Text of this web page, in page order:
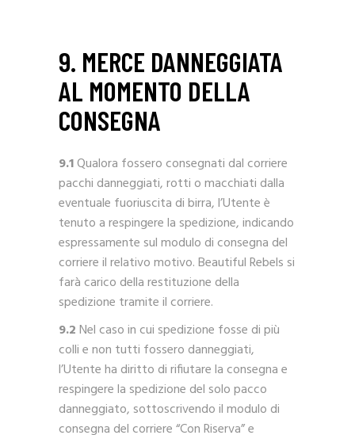
9. MERCE DANNEGGIATA
AL MOMENTO DELLA
CONSEGNA
9.1Qualora fossero consegnati dal corriere
pacchi danneggiati, rotti o macchiati dalla
eventuale fuoriuscita di birra, l’Utente è
tenuto a respingere la spedizione, indicando
espressamente sul modulo di consegna del
corriere il relativo motivo. Beautiful Rebels si
farà carico della restituzione della
spedizione tramite il corriere.
9.2Nel caso in cui spedizione fosse di più
colli e non tutti fossero danneggiati,
l’Utente ha diritto di rifiutare la consegna e
respingere la spedizione del solo pacco
danneggiato, sottoscrivendo il modulo di
consegna del corriere “Con Riserva” e